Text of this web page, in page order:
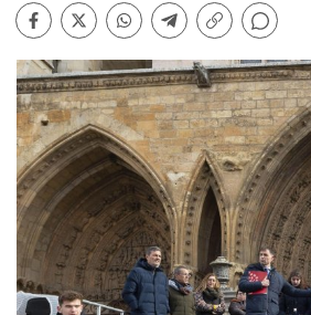
Facebook
TwitterWhatsapp
Telegram
Copiar
enlace
Comentarios